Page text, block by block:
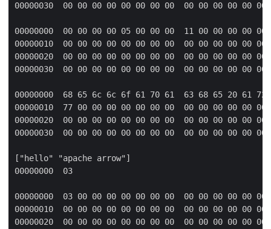
00000030  00 00 00 00 00 00 00 00  00 00 00 00
00000000  00 00 00 00 05 00 00 00  11 00 00 00
00000010  00 00 00 00 00 00 00 00  00 00 00 00
00000020  00 00 00 00 00 00 00 00  00 00 00 00
00000030  00 00 00 00 00 00 00 00  00 00 00 00
00000000  68 65 6c 6c 6f 61 70 61  63 68 65 20 61
00000010  77 00 00 00 00 00 00 00  00 00 00 00
00000020  00 00 00 00 00 00 00 00  00 00 00 00
00000030  00 00 00 00 00 00 00 00  00 00 00 00
["hello" "apache arrow"]
00000000  03
00000000  03 00 00 00 00 00 00 00  00 00 00 00
00000010  00 00 00 00 00 00 00 00  00 00 00 00
00000020  00 00 00 00 00 00 00 00  00 00 00 00